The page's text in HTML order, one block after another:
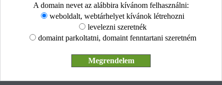
A domain nevet az alábbira kívánom felhasználni:
weboldalt, webtárhelyet kívánok létrehozni
levelezni szeretnék
domaint parkoltatni, domaint fenntartani szeretném